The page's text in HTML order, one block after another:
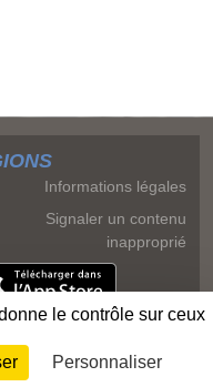
Informations légales
Signaler un contenu
inapproprié
Connexion
le contrôle sur ceux
Personnaliser